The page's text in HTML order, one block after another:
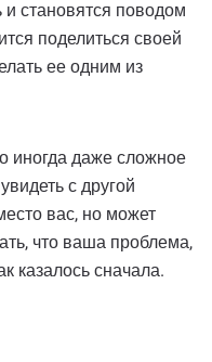
и становятся поводом
поделиться своей
ее одним из
иногда даже сложное
с другой
вас, но может
что ваша проблема,
казалось сначала.